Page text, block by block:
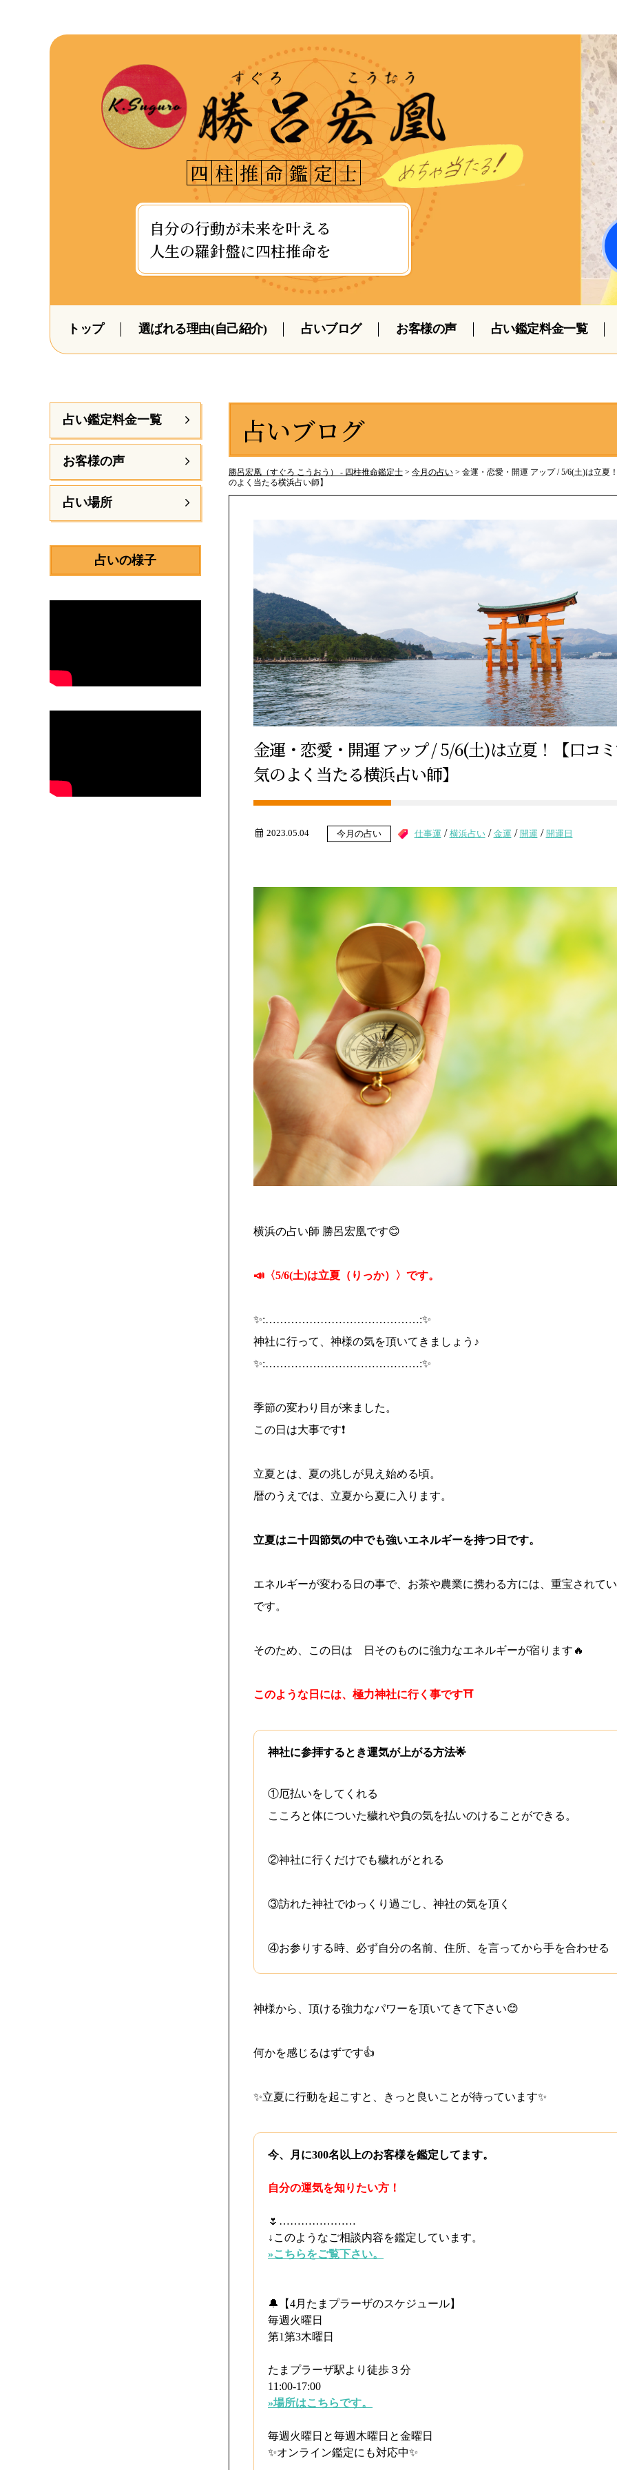
四 柱 推 命 鑑 定 士
自分の行動が未来を叶える
人生の羅針盤に四柱推命を
トップ 選ばれる理由(自己紹介) 占いブログ お客様の声 占い鑑定料金一覧
占い鑑定料金一覧
お客様の声
占い場所
占いの様子
占いブログ
勝呂宏凰（すぐろ こうおう） - 四柱推命鑑定士 > 今月の占い > 金運・恋愛・開運 アップ / 5/6(土)は立夏
のよく当たる横浜占い師】
金運・恋愛・開運 アップ / 5/6(土)は立夏！【口コ
気のよく当たる横浜占い師】
2023.05.04 今月の占い 仕事運 / 横浜占い/ 金運 / 開運 / 開運日
横浜の占い師 勝呂宏凰です😊
📣〈5/6(土)は立夏（りっか）〉です。
✨:……………………………………:✨
神社に行って、神様の気を頂いてきましょう♪
✨:……………………………………:✨
季節の変わり目が来ました。
この日は大事です❗️
立夏とは、夏の兆しが見え始める頃。
暦のうえでは、立夏から夏に入ります。
立夏はニ十四節気の中でも強いエネルギーを持つ日です。
エネルギーが変わる日の事で、お茶や農業に携わる方には、重宝されて
です。
そのため、この日は 日そのものに強力なエネルギーが宿ります🔥
このような日には、極力神社に行く事です⛩
神社に参拝するとき運気が上がる方法🌟
①厄払いをしてくれる
こころと体についた穢れや負の気を払いのけることができる。
②神社に行くだけでも穢れがとれる
③訪れた神社でゆっくり過ごし、神社の気を頂く
④お参りする時、必ず自分の名前、住所、を言ってから手を合わせる
神様から、頂ける強力なパワーを頂いてきて下さい😊
何かを感じるはずです👍
✨立夏に行動を起こすと、きっと良いことが待っています✨
今、月に300名以上のお客様を鑑定してます。
自分の運気を知りたい方！
🌷⁡…………………
↓このようなご相談内容を鑑定しています。
»こちらをご覧下さい。
🔔【4月たまプラーザのスケジュール】
毎週火曜日
第1第3木曜日
たまプラーザ駅より徒歩３分
11:00-17:00
»場所はこちらです。
毎週火曜日と毎週木曜日と金曜日
⁡✨オンライン鑑定にも対応中✨